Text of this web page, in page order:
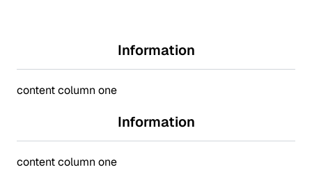
Information
content column one
Information
content column one